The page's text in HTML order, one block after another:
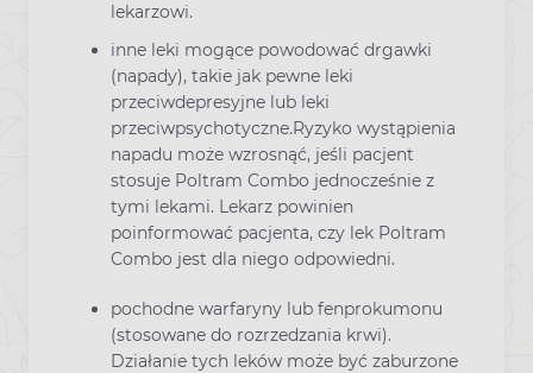
lekarzowi.
inne leki mogące powodować drgawki
(napady), takie jak pewne leki
przeciwdepresyjne lub leki
przeciwpsychotyczne.Ryzyko wystąpienia
napadu może wzrosnąć, jeśli pacjent
stosuje Poltram Combo jednocześnie z
tymi lekami. Lekarz powinien
poinformować pacjenta, czy lek Poltram
Combo jest dla niego odpowiedni.
pochodne warfaryny lub fenprokumonu
(stosowane do rozrzedzania krwi).
Działanie tych leków może być zaburzone